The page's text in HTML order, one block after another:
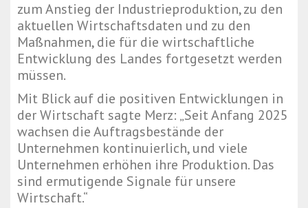
zum Anstieg der Industrieproduktion, zu den
aktuellen Wirtschaftsdaten und zu den
Maßnahmen, die für die wirtschaftliche
Entwicklung des Landes fortgesetzt werden
müssen.
Mit Blick auf die positiven Entwicklungen in
der Wirtschaft sagte Merz: „Seit Anfang 2025
wachsen die Auftragsbestände der
Unternehmen kontinuierlich, und viele
Unternehmen erhöhen ihre Produktion. Das
sind ermutigende Signale für unsere
Wirtschaft.“